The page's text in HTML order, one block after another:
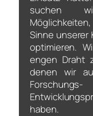
suchen
Sinne unserer
optimieren.
engen Draht
denen wir
haben.